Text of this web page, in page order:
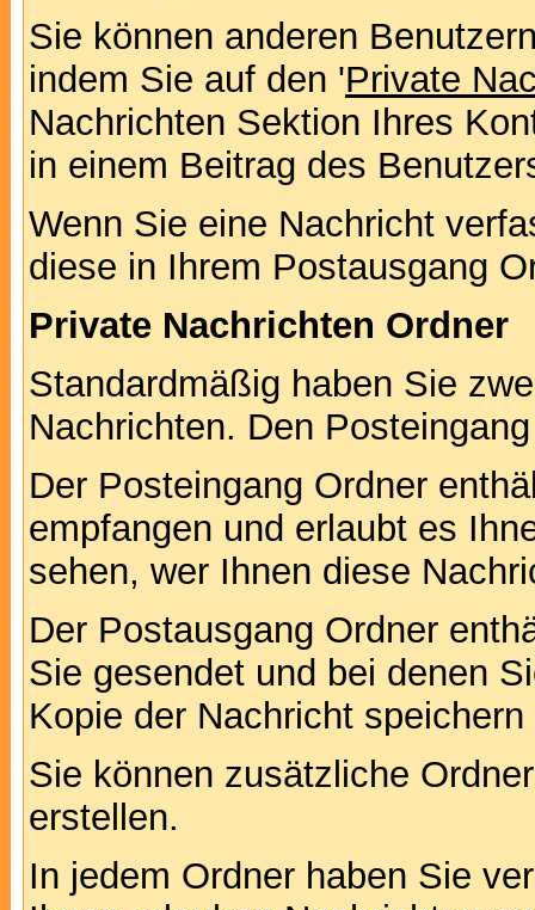
Sie können anderen
indem Sie auf den 'Private
Nachrichten Sektion Ihres
in einem Beitrag des
Wenn Sie eine Nachricht
diese in Ihrem Postausgang
Private Nachrichten Ordner
Standardmäßig haben Sie
Nachrichten. Den
Der Posteingang Ordner
empfangen und erlaubt es
sehen, wer Ihnen diese
Der Postausgang Ordner
Sie gesendet und bei denen
Kopie der Nachricht
Sie können zusätzliche
erstellen.
In jedem Ordner haben Sie